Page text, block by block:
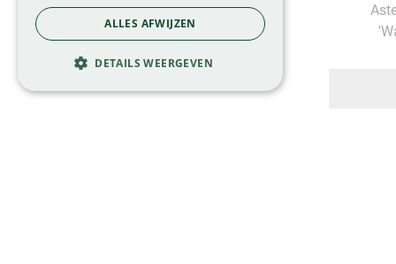
ALLES AFWIJZEN
DETAILS WEERGEVEN